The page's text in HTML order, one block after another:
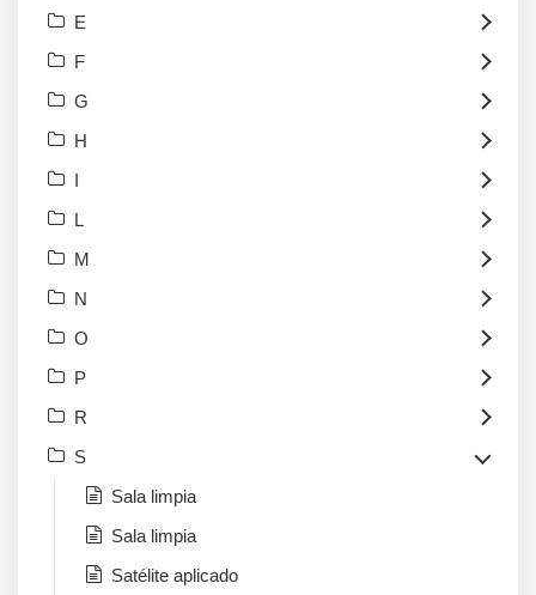
E
F
G
H
I
L
M
N
O
P
R
S
Sala limpia
Sala limpia
Satélite aplicado